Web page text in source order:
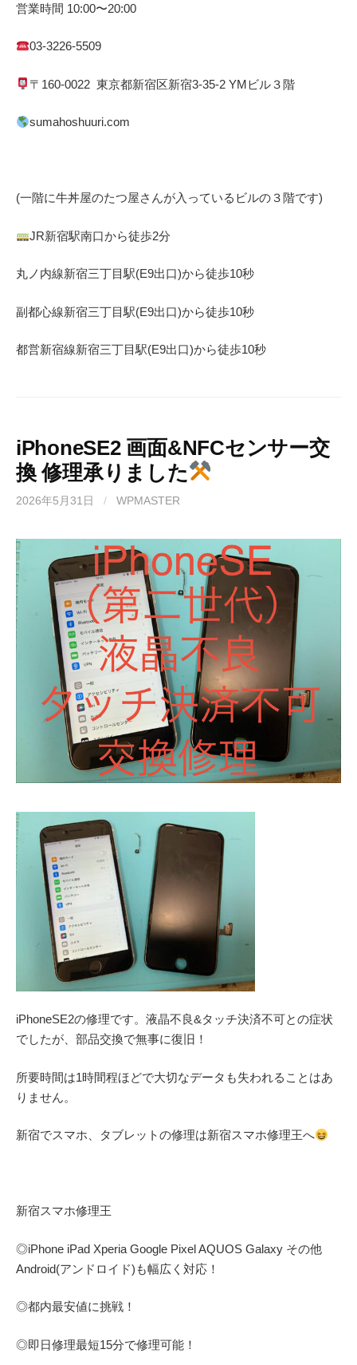
営業時間 10:00〜20:00
03-3226-5509
〒 160-0022 東京都新宿区新宿3-35-2 YMビル３階
sumahoshuuri.com
(一階に牛丼屋のたつ屋さんが入っているビルの３階です)
JR新宿駅南口から徒歩2分
丸ノ内線新宿三丁目駅(E9出口)から徒歩10秒
副都心線新宿三丁目駅(E9出口)から徒歩10秒
都営新宿線新宿三丁目駅(E9出口)から徒歩10秒
iPhoneSE2 画面&NFCセンサー交
換 修理承りました
2026年5月31日 / WPMASTER
iPhoneSE2の修理です。液晶不良&タッチ決済不可との症状
でしたが、部品交換で無事に復旧！
所要時間は1時間程ほどで大切なデータも失われることはあ
りません。
新宿でスマホ、タブレットの修理は新宿スマホ修理王へ
新宿スマホ修理王
◎iPhone iPad Xperia Google Pixel AQUOS Galaxy その他
Android(アンドロイド) も幅広く対応！
◎都内最安値に挑戦！
◎即日修理最短15分で修理可能！